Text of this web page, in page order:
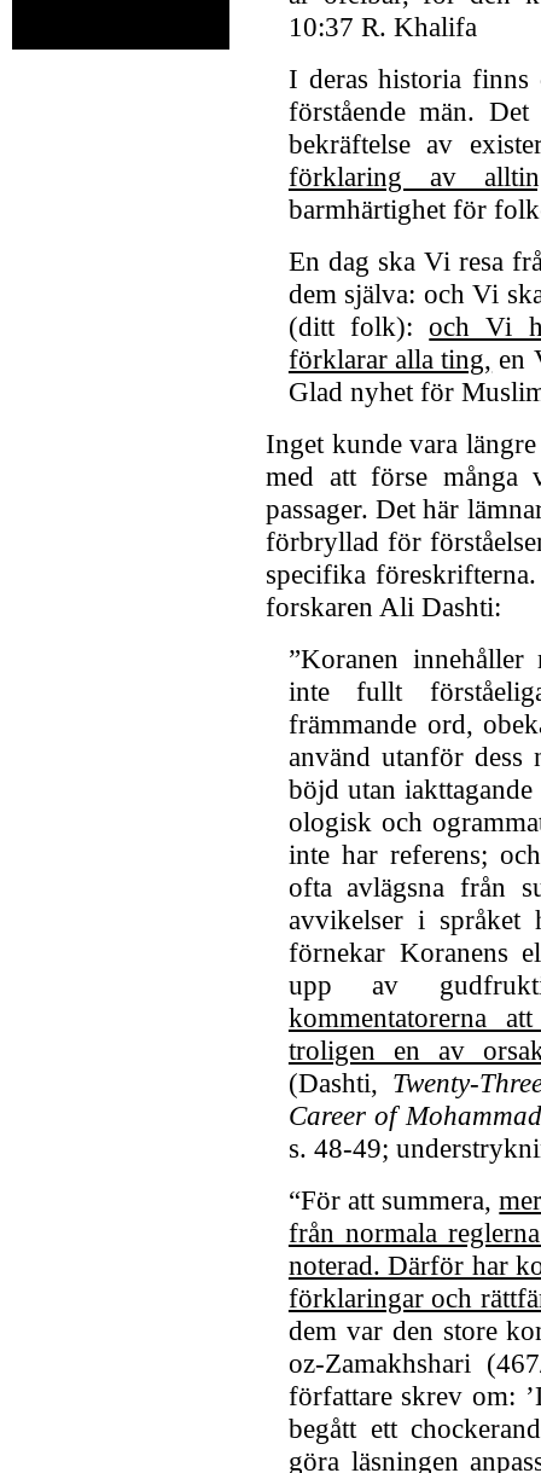
10:37 R. Khalifa
I deras historia
förstående män.
bekräftelse av
förklaring av
barmhärtighet för
En dag ska Vi resa
dem själva: och Vi
(ditt folk):och Vi
förklarar alla ting, en
Glad nyhet för
Inget kunde vara
med att förse
passager. Det här
förbryllad för
specifika
forskaren Ali Dashti:
”Koranen
inte fullt
främmande ord,
använd utanför
böjd utan
ologisk och
inte har referens;
ofta avlägsna från
avvikelser i
förnekar Koranens
upp av
kommentatorerna
troligen en av
(Dashti, Twenty-
Career of
s. 48-49;
“För att summera,
från normala
noterad. Därför har
förklaringar och
dem var den store
oz-Zamakhshari
författare skrev om:
begått ett
göra läsningen